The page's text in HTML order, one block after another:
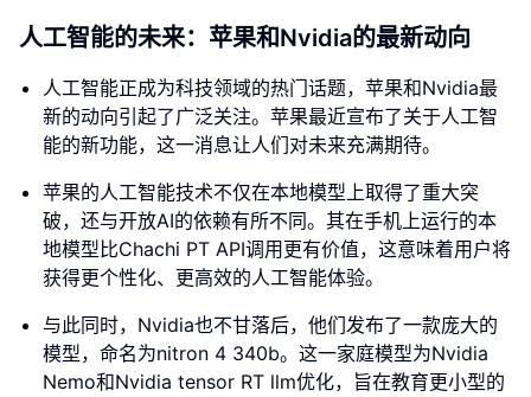
人工智能的未来：苹果和Nvidia的最新动向
人工智能正成为科技领域的热门话题，苹果和Nvidia最
新的动向引起了广泛关注。苹果最近宣布了关于人工智
能的新功能，这一消息让人们对未来充满期待。
苹果的人工智能技术不仅在本地模型上取得了重大突
破，还与开放AI的依赖有所不同。其在手机上运行的本
地模型比Chachi PT API调用更有价值，这意味着用户将
获得更个性化、更高效的人工智能体验。
与此同时，Nvidia也不甘落后，他们发布了一款庞大的
模型，命名为nitron 4 340b。这一家庭模型为Nvidia
Nemo和Nvidia tensor RT llm优化，旨在教育更小型的